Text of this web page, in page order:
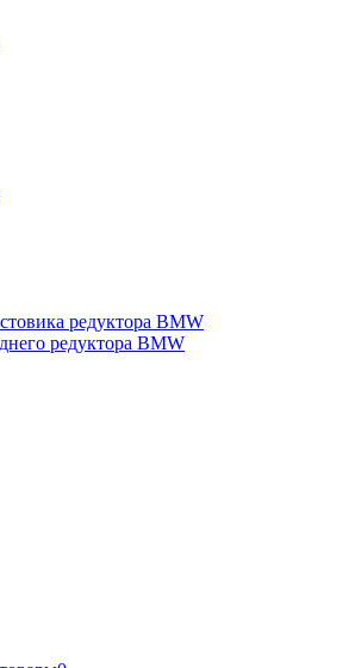
редуктора BMW
редуктора BMW